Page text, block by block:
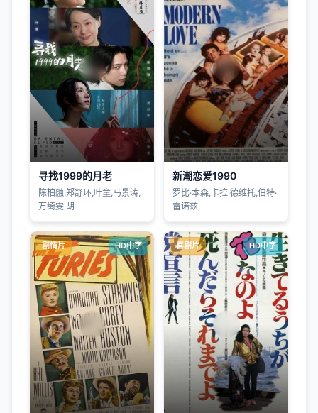
寻找1999的月老
陈柏融,郑舒环,叶童,马景涛,
万绮雯,胡
新潮恋爱1990
罗比·本森,卡拉·德维托,伯特·
雷诺兹,
剧情片 HD中字 喜剧片 HD中字